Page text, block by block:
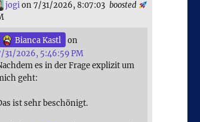
boosted
jogi on 7/31/2026, 8:07:03
Bianca Kastl
on
31/2026, 5:46:59 PM
es in der Frage explizit um
geht:
ist sehr beschönigt.